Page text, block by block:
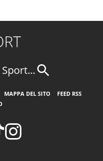
MAPPA DEL SITO
FEED RSS